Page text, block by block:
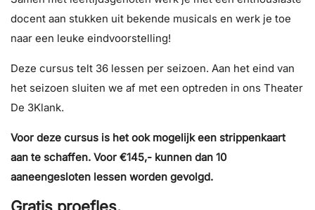
docent aan stukken uit bekende musicals en werk je toe
naar een leuke eindvoorstelling!
Deze cursus telt 36 lessen per seizoen. Aan het eind van
het seizoen sluiten we af met een optreden in ons Theater
De 3Klank.
Voor deze cursus is het ook mogelijk een strippenkaart
aan te schaffen. Voor €145,- kunnen dan 10
aaneengesloten lessen worden gevolgd.
Gratis proefles.